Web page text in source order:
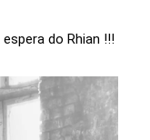
do Rhian !!!